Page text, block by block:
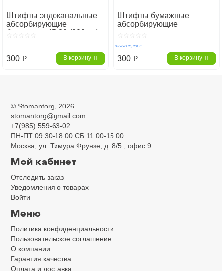
Штифты эндоканальные
абсорбирующие
бумажные 45-80 (200шт.)
300 p В корзину
Штифты бумажные
абсорбирующие
25, 200шт.
300 p В корзину
Конусность 02 Абсорберы
Конусность 02 Абсорберы
© Stomantorg , 2026
stomantorg@gmail.com
+7(985) 559-63-02
ПН-ПТ 09.30-18.00 СБ 11.00-15.00
Москва, ул. Тимура Фрунзе, д. 8/5 , офис 9
Мой кабинет
Отследить заказ
Уведомления о товарах
Войти
Меню
Политика конфиденциальности
Пользовательское соглашение
О компании
Гарантия качества
Оплата и доставка